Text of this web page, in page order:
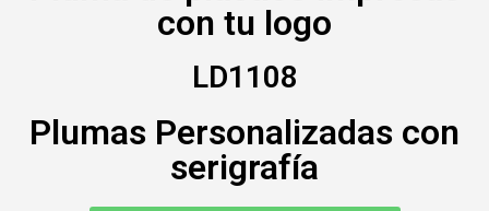
con tu logo
LD1108
Plumas Personalizadas con
serigrafía